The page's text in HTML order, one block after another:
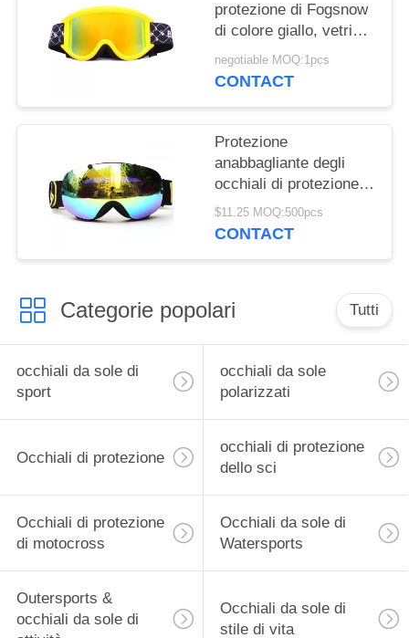
protezione di Fogsnow
di colore giallo, vetri
dello sci respirabili per
gli sport all'aperto
negotiable MOQ:1pcs
CONTACT
Protezione
anabbagliante degli
occhiali di protezione
UV400 dello sci con la
doppia lente sferica
$11.25 MOQ:500pcs
CONTACT
Categorie popolari Tutti
occhiali da sole di
sport
occhiali da sole
polarizzati
Occhiali di protezione
occhiali di protezione
dello sci
Occhiali di protezione
di motocross
Occhiali da sole di
Watersports
Outersports &
occhiali da sole di
Occhiali da sole di
stile di vita